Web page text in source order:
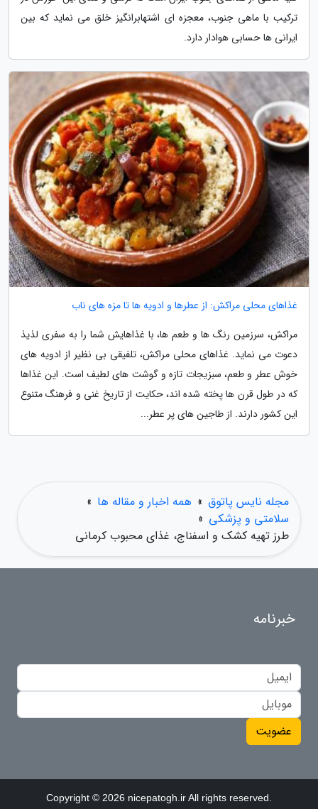
ترکیب با ماهی جنوب، معجزه ای اشتهابرانگیز خلق می نماید که بین
ایرانی ها حسابی هوادار دارد.
غذاهای محلی مراکش: از عطرها و ادویه ها تا مزه های ناب
مراکش، سرزمین رنگ ها و طعم ها، با غذاهایش شما را به سفری لذیذ
دعوت می نماید. غذاهای محلی مراکش، تلفیقی بی نظیر از ادویه های
خوش عطر و طعم، سبزیجات تازه و گوشت های لطیف است. این غذاها
که در طول قرن ها پخته شده اند، حکایت از تاریخ غنی و فرهنگ متنوع
این کشور دارند. از طاجین های پر عطر...
مجله نایس پاتوق » همه اخبار و مقاله ها »
سلامتی و پزشکی »
طرز تهیه کشک و اسفناج، غذای محبوب کرمانی
خبرنامه
عضویت
Copyright © 2026 nicepatogh.ir All rights reserved.